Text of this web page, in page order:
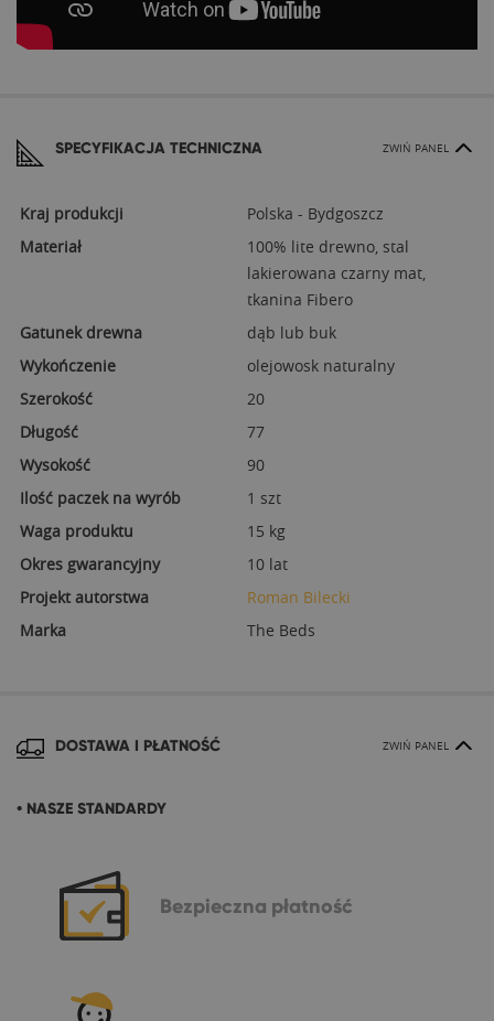
SPECYFIKACJA TECHNICZNA ZWIŃ PANEL
Kraj produkcji
Polska - Bydgoszcz
Materiał
100% lite drewno, stal
lakierowana czarny mat,
tkanina Fibero
Gatunek drewna
dąb lub buk
Wykończenie
olejowosk naturalny
Szerokość
20
Długość
77
Wysokość
90
Ilość paczek na wyrób
1 szt
Waga produktu
15 kg
Okres gwarancyjny
10 lat
Projekt autorstwa
Roman Bilecki
Marka
The Beds
DOSTAWA I PŁATNOŚĆ ZWIŃ PANEL
• NASZE STANDARDY
Bezpieczna płatność